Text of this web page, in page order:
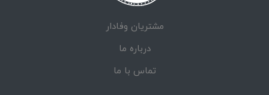
مشتریان وفادار
درباره ما
تماس با ما